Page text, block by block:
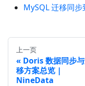
MySQL 迁移同
上一页
Doris 数据同步
移方案总览 |
NineData